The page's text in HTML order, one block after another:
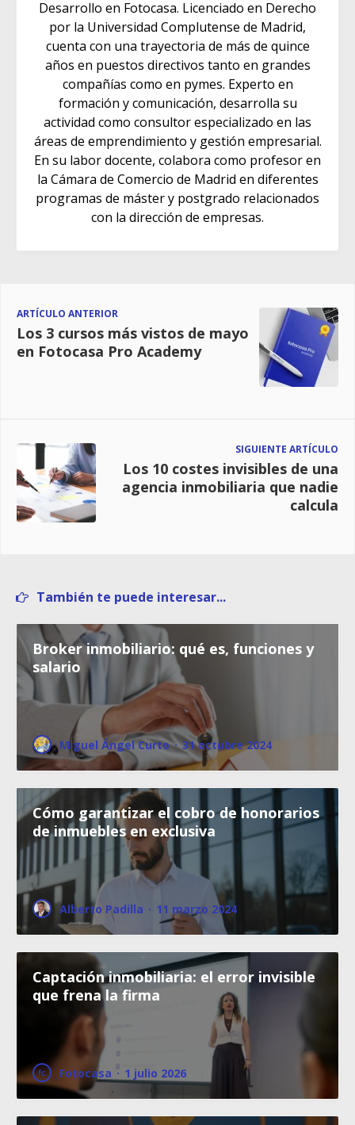
Desarrollo en Fotocasa. Licenciado en Derecho
por la Universidad Complutense de Madrid,
cuenta con una trayectoria de más de quince
años en puestos directivos tanto en grandes
compañías como en pymes. Experto en
formación y comunicación, desarrolla su
actividad como consultor especializado en las
áreas de emprendimiento y gestión empresarial.
En su labor docente, colabora como profesor en
la Cámara de Comercio de Madrid en diferentes
programas de máster y postgrado relacionados
con la dirección de empresas.
ARTÍCULO ANTERIOR
Los 3 cursos más vistos de mayo
en Fotocasa Pro Academy
SIGUIENTE ARTÍCULO
Los 10 costes invisibles de una
agencia inmobiliaria que nadie
calcula
También te puede interesar...
Broker inmobiliario: qué es, funciones y
salario
Miguel Ángel Curto · 31 octubre 2024
Cómo garantizar el cobro de honorarios
de inmuebles en exclusiva
Alberto Padilla · 11 marzo 2024
Captación inmobiliaria: el error invisible
que frena la firma
Fotocasa · 1 julio 2026